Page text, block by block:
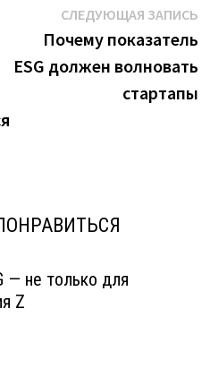
СЛЕДУЮЩАЯ ЗАПИСЬ
Почему показатель
ESG должен волновать
стартапы
— не только для
Z